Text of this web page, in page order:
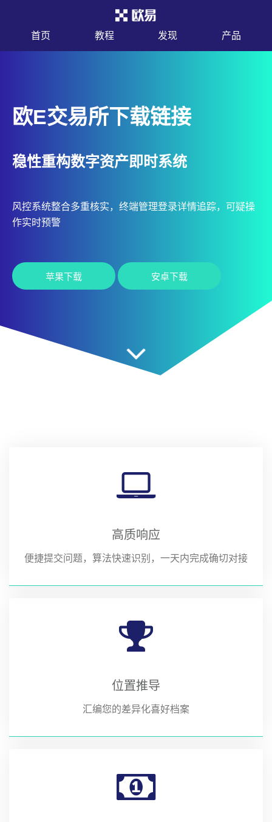
首页 教程 发现 产品
欧E交易所下载链接
稳性重构数字资产即时系统
风控系统整合多重核实，终端管理登录详情追踪，可疑操
作实时预警
苹果下载 安卓下载
高质响应
便捷提交问题，算法快速识别，一天内完成确切对接
位置推导
汇编您的差异化喜好档案